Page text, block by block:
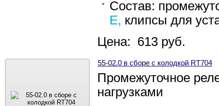
Состав:
E, клипсы для
Цена: 613 руб.
55-02.0 в сборе с колодкой RT704
Промежуточное
нагрузками